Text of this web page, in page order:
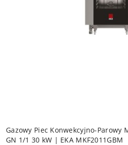
Gazowy Piec Konwekcyjno-Parowy
GN 1/1 30 kW | EKA MKF2011GBM